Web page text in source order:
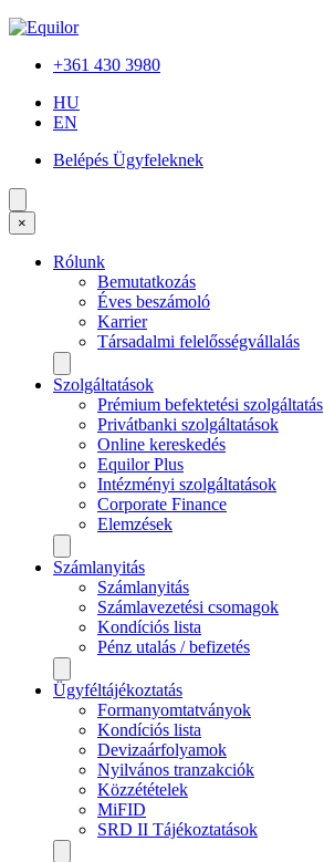
+361 430 3980
HU
EN
Belépés Ügyfeleknek
×
Rólunk
Bemutatkozás
Éves beszámoló
Karrier
Társadalmi felelősségvállalás
Szolgáltatások
Prémium befektetési szolgáltatás
Privátbanki szolgáltatások
Online kereskedés
Equilor Plus
Intézményi szolgáltatások
Corporate Finance
Elemzések
Számlanyitás
Számlanyitás
Számlavezetési csomagok
Kondíciós lista
Pénz utalás / befizetés
Ügyféltájékoztatás
Formanyomtatványok
Kondíciós lista
Devizaárfolyamok
Nyilvános tranzakciók
Közzétételek
MiFID
SRD II Tájékoztatások